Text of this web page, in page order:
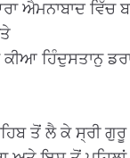
ਐਮਨਾਬਾਦ ਵਿੱਚ
ਕੀਆ ਹਿੰਦੁਸਤਾਨੁ
ਤੋਂ ਲੈ ਕੇ ਸ੍ਰੀ